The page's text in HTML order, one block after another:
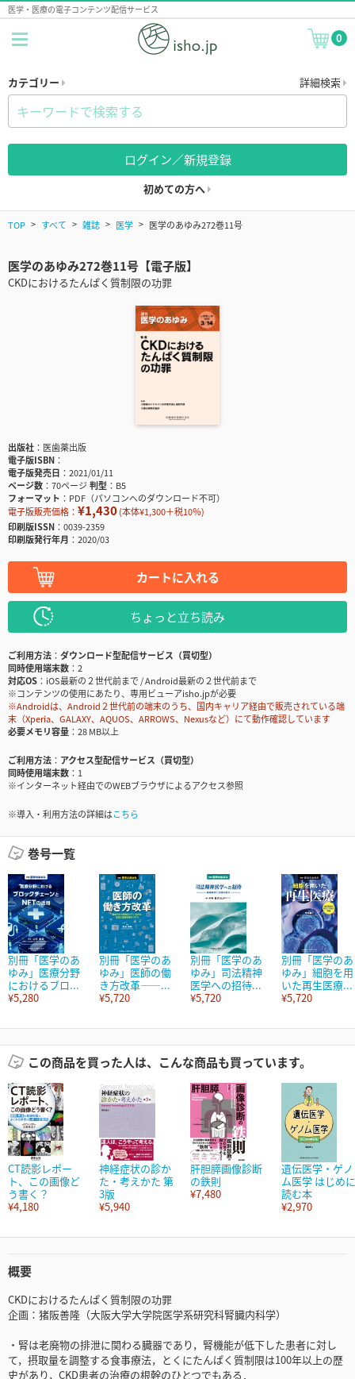
医学・医療の電子コンテンツ配信サービス
0
カテゴリー 詳細検索
ログイン／新規登録
初めての方へ
TOP すべて 雑誌 医学 医学のあゆみ272巻11号
医学のあゆみ272巻11号【電子版】
CKDにおけるたんぱく質制限の功罪
出版社
医歯薬出版
電子版ISBN
電子版発売日
2021/01/11
ページ数
70ページ判型
B5
フォーマット
PDF（パソコンへのダウンロード不可）
電子版販売価格： ¥1,430(本体¥1,300＋税10％)
印刷版ISSN
0039-2359
印刷版発行年月
2020/03
カートに入れる
ちょっと立ち読み
ご利用方法
ダウンロード型配信サービス（買切型）
同時使用端末数
2
対応OS
iOS最新の２世代前まで / Android最新の２世代前まで
※コンテンツの使用にあたり、専用ビューアisho.jpが必要
※Androidは、Android２世代前の端末のうち、国内キャリア経由で販売されている端
末（Xperia、GALAXY、AQUOS、ARROWS、Nexusなど）にて動作確認しています
必要メモリ容量
28 MB以上
ご利用方法
アクセス型配信サービス（買切型）
同時使用端末数
1
※インターネット経由でのWEBブラウザによるアクセス参照
※導入・利用方法の詳細はこちら
巻号一覧
別冊「医学のあ
ゆみ」医療分野
におけるブロ...
¥5,280
別冊「医学のあ
ゆみ」医師の働
き方改革――...
¥5,720
別冊「医学のあ
ゆみ」司法精神
医学への招待...
¥5,720
別冊「医学のあ
ゆみ」細胞を用
いた再生医療...
¥5,720
この商品を買った人は、こんな商品も買っています。
CT読影レポー
ト、この画像ど
う書く？
¥4,180
神経症状の診か
た・考えかた 第
3版
¥5,940
肝胆膵画像診断
の鉄則
¥7,480
遺伝医学・ゲノ
ム医学 はじめに
読む本
¥2,970
概要
CKDにおけるたんぱく質制限の功罪
企画：猪阪善隆（大阪大学大学院医学系研究科腎臓内科学）
・腎は老廃物の排泄に関わる臓器であり，腎機能が低下した患者に対し
て，摂取量を調整する食事療法，とくにたんぱく質制限は100年以上の歴
史があり，CKD患者の治療の根幹のひとつでもある．